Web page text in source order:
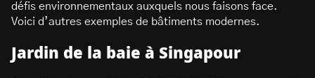
défis environnementaux auxquels nous faisons face.
Voici d’autres exemples de bâtiments modernes.
Jardin de la baie à Singapour